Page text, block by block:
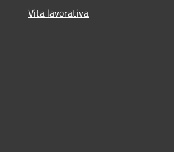
Vita lavorativa